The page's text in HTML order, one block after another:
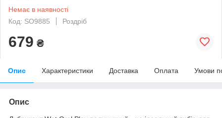
Немає в наявності
Код: SO9885
Роздріб
679 ₴
Опис Характеристики Доставка Оплата Умови
Опис